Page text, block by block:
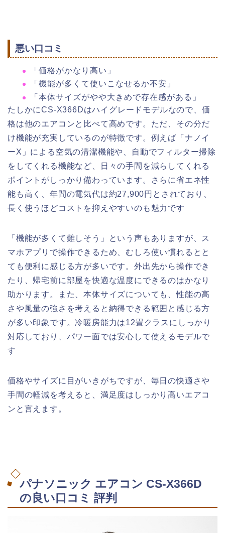
悪い口コミ
「価格がかなり高い」
「機能が多くて使いこなせるか不安」
「本体サイズがやや大きめで存在感がある」
たしかにCS-X366Dはハイグレードモデルなので、価
格は他のエアコンと比べて高めです。ただ、その分だ
け機能が充実しているのが特徴です。例えば「ナノイ
ーX」による空気の清潔機能や、自動でフィルター掃除
をしてくれる機能など、日々の手間を減らしてくれる
ポイントがしっかり備わっています。さらに省エネ性
能も高く、年間の電気代は約27,900円とされており、
長く使うほどコストを抑えやすいのも魅力です
「機能が多くて難しそう」という声もありますが、ス
マホアプリで操作できるため、むしろ使い慣れるとと
ても便利に感じる方が多いです。外出先から操作でき
たり、帰宅前に部屋を快適な温度にできるのはかなり
助かります。また、本体サイズについても、性能の高
さや風量の強さを考えると納得できる範囲と感じる方
が多い印象です。冷暖房能力は12畳クラスにしっかり
対応しており、パワー面では安心して使えるモデルで
す
価格やサイズに目がいきがちですが、毎日の快適さや
手間の軽減を考えると、満足度はしっかり高いエアコ
ンと言えます。
パナソニック エアコン CS-X366D
の良い口コミ 評判